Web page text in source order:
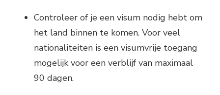
Controleer of je een visum nodig hebt om
het land binnen te komen. Voor veel
nationaliteiten is een visumvrije toegang
mogelijk voor een verblijf van maximaal
90 dagen.